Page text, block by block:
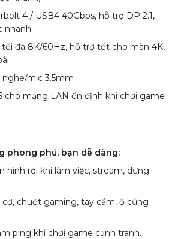
4 / USB4 40Gbps, hỗ trợ DP 2.1,
nhanh
tối đa 8K/60Hz, hỗ trợ tốt cho màn 4K,
nghe/mic 3.5mm
cho mạng LAN ổn định khi chơi game
phong phú, bạn dễ dàng:
hình rời khi làm việc, stream, dựng
cơ, chuột gaming, tay cầm, ổ cứng
ping khi chơi game cạnh tranh.